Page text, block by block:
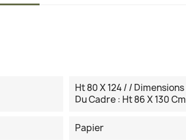
Ht 80 X 124 / / Dimensions
Du Cadre : Ht 86 X 130 Cm
Papier